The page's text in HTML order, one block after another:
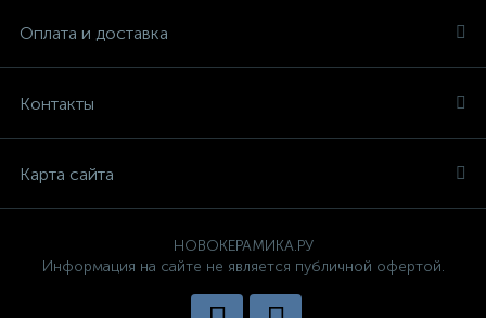
Оплата и доставка
Контакты
Карта сайта
НОВОКЕРАМИКА.РУ
Информация на сайте не является публичной офертой.